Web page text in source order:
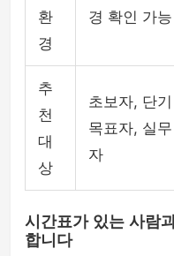
환
경
경 확인 가능
추
천
대
상
초보자, 단
목표자, 실
자
시간표가 있는 사람
합니다